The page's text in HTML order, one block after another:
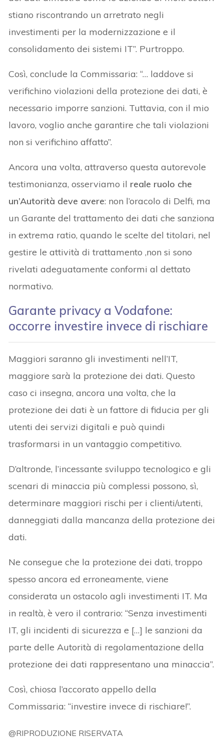
stiano riscontrando un arretrato negli
investimenti per la modernizzazione e il
consolidamento dei sistemi IT”. Purtroppo.
Così, conclude la Commissaria: “… laddove si
verifichino violazioni della protezione dei dati, è
necessario imporre sanzioni. Tuttavia, con il mio
lavoro, voglio anche garantire che tali violazioni
non si verifichino affatto”.
Ancora una volta, attraverso questa autorevole
testimonianza, osserviamo il reale ruolo che
un’Autorità deve avere: non l’oracolo di Delfi, ma
un Garante del trattamento dei dati che sanziona
in extrema ratio, quando le scelte del titolari, nel
gestire le attività di trattamento ,non si sono
rivelati adeguatamente conformi al dettato
normativo.
Garante privacy a Vodafone:
occorre investire invece di rischiare
Maggiori saranno gli investimenti nell’IT,
maggiore sarà la protezione dei dati. Questo
caso ci insegna, ancora una volta, che la
protezione dei dati è un fattore di fiducia per gli
utenti dei servizi digitali e può quindi
trasformarsi in un vantaggio competitivo.
D’altronde, l’incessante sviluppo tecnologico e gli
scenari di minaccia più complessi possono, sì,
determinare maggiori rischi per i clienti/utenti,
danneggiati dalla mancanza della protezione dei
dati.
Ne consegue che la protezione dei dati, troppo
spesso ancora ed erroneamente, viene
considerata un ostacolo agli investimenti IT. Ma
in realtà, è vero il contrario: “Senza investimenti
IT, gli incidenti di sicurezza e […] le sanzioni da
parte delle Autorità di regolamentazione della
protezione dei dati rappresentano una minaccia”.
Così, chiosa l’accorato appello della
Commissaria: “investire invece di rischiare!”.
@RIPRODUZIONE RISERVATA